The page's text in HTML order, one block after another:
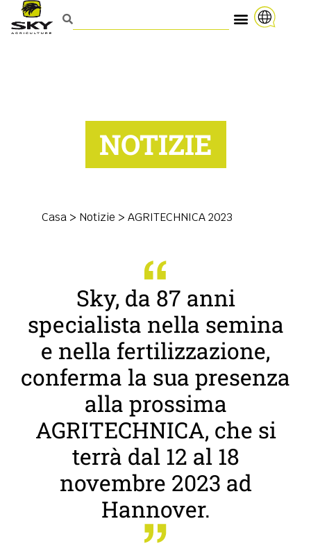
NOTIZIE
Casa > Notizie > AGRITECHNICA 2023
Sky, da 87 anni
specialista nella semina
e nella fertilizzazione,
conferma la sua presenza
alla prossima
AGRITECHNICA, che si
terrà dal 12 al 18
novembre 2023 ad
Hannover.